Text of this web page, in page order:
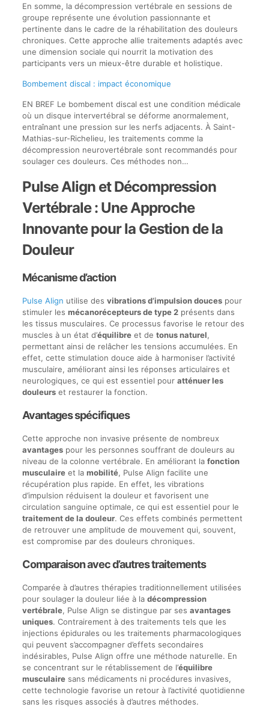
En somme, la décompression vertébrale en sessions de
groupe représente une évolution passionnante et
pertinente dans le cadre de la réhabilitation des douleurs
chroniques. Cette approche allie traitements adaptés avec
une dimension sociale qui nourrit la motivation des
participants vers un mieux-être durable et holistique.
Bombement discal : impact économique
EN BREF Le bombement discal est une condition médicale
où un disque intervertébral se déforme anormalement,
entraînant une pression sur les nerfs adjacents. À Saint-
Mathias-sur-Richelieu, les traitements comme la
décompression neurovertébrale sont recommandés pour
soulager ces douleurs. Ces méthodes non…
Pulse Align et Décompression
Vertébrale : Une Approche
Innovante pour la Gestion de la
Douleur
Mécanisme d’action
Pulse Align utilise des vibrations d’impulsion doucespour
stimuler les mécanorécepteurs de type 2présents dans
les tissus musculaires. Ce processus favorise le retour des
muscles à un état d’équilibreet de tonus naturel,
permettant ainsi de relâcher les tensions accumulées. En
effet, cette stimulation douce aide à harmoniser l’activité
musculaire, améliorant ainsi les réponses articulaires et
neurologiques, ce qui est essentiel pour atténuer les
douleurset restaurer la fonction.
Avantages spécifiques
Cette approche non invasive présente de nombreux
avantagespour les personnes souffrant de douleurs au
niveau de la colonne vertébrale. En améliorant la fonction
musculaireet la mobilité, Pulse Align facilite une
récupération plus rapide. En effet, les vibrations
d’impulsion réduisent la douleur et favorisent une
circulation sanguine optimale, ce qui est essentiel pour le
traitement de la douleur. Ces effets combinés permettent
de retrouver une amplitude de mouvement qui, souvent,
est compromise par des douleurs chroniques.
Comparaison avec d’autres traitements
Comparée à d’autres thérapies traditionnellement utilisées
pour soulager la douleur liée à la décompression
vertébrale, Pulse Align se distingue par ses avantages
uniques. Contrairement à des traitements tels que les
injections épidurales ou les traitements pharmacologiques
qui peuvent s’accompagner d’effets secondaires
indésirables, Pulse Align offre une méthode naturelle. En
se concentrant sur le rétablissement de l’équilibre
musculairesans médicaments ni procédures invasives,
cette technologie favorise un retour à l’activité quotidienne
sans les risques associés à d’autres méthodes.